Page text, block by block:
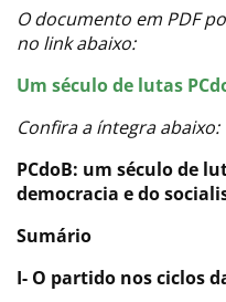
O documento em PDF
no link abaixo:
Um século de lutas
Confira a íntegra abaixo:
PCdoB: um século de
democracia e do
Sumário
I- O partido nos ciclos